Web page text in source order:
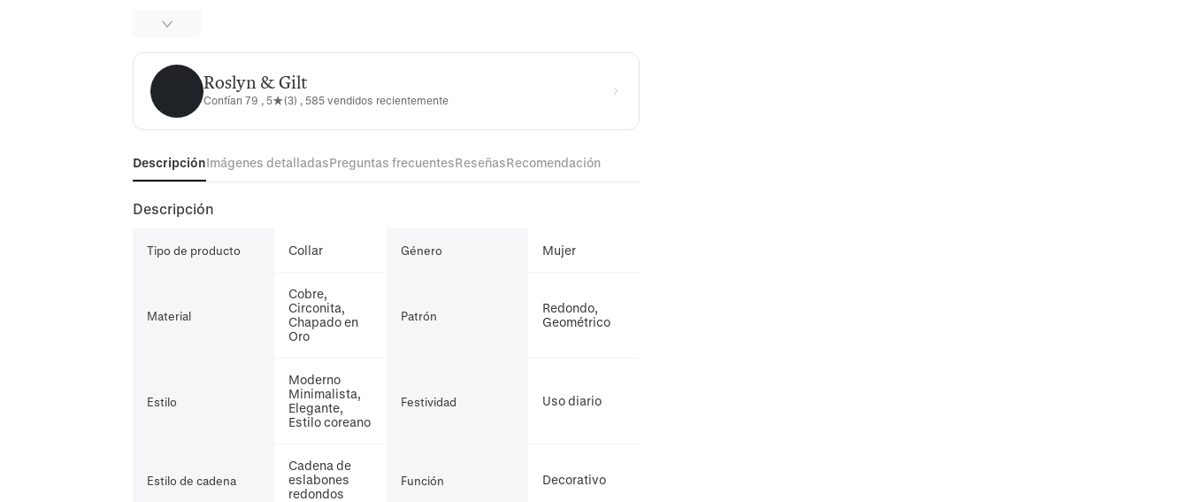
Roslyn & GiltRoslyn & Gilt
Confían 79 , 5★(3) , 585 vendidos recientemente
DescripciónImágenes detalladasPreguntas frecuentesReseñasRecomendación
Descripción
Tipo de producto Collar Género Mujer
Material
Cobre,
Circonita,
Chapado en
Oro
Patrón
Redondo,
Geométrico
Estilo
Moderno
Minimalista,
Elegante,
Estilo coreano
Festividad Uso diario
Estilo de cadena
Cadena de
eslabones
redondos
Función Decorativo